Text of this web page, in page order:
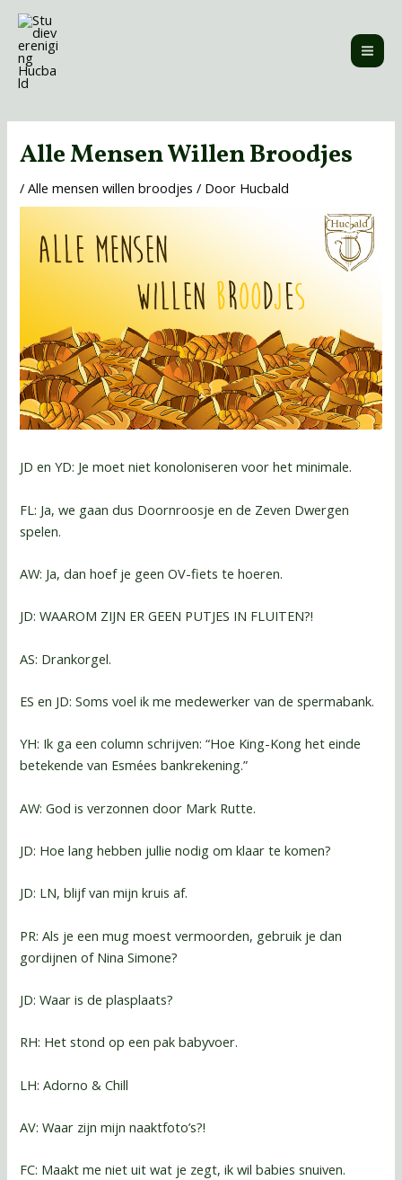
naar
inhoud
Alle Mensen Willen Broodjes
/Alle mensen willen broodjes / Door Hucbald
JD en YD: Je moet niet konoloniseren voor het minimale.
FL: Ja, we gaan dus Doornroosje en de Zeven Dwergen
spelen.
AW: Ja, dan hoef je geen OV-fiets te hoeren.
JD: WAAROM ZIJN ER GEEN PUTJES IN FLUITEN?!
AS: Drankorgel.
ES en JD: Soms voel ik me medewerker van de spermabank.
YH: Ik ga een column schrijven: “Hoe King-Kong het einde
betekende van Esmées bankrekening.”
AW: God is verzonnen door Mark Rutte.
JD: Hoe lang hebben jullie nodig om klaar te komen?
JD: LN, blijf van mijn kruis af.
PR: Als je een mug moest vermoorden, gebruik je dan
gordijnen of Nina Simone?
JD: Waar is de plasplaats?
RH: Het stond op een pak babyvoer.
LH: Adorno & Chill
AV: Waar zijn mijn naaktfoto’s?!
FC: Maakt me niet uit wat je zegt, ik wil babies snuiven.